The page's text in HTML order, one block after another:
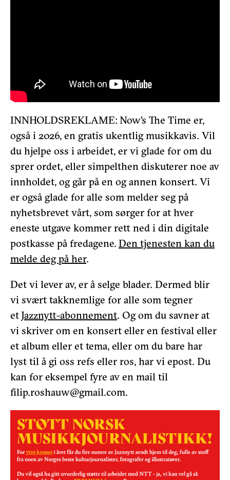
INNHOLDSREKLAME: Now’s The Time er,
også i 2026, en gratis ukentlig musikkavis. Vil
du hjelpe oss i arbeidet, er vi glade for om du
sprer ordet, eller simpelthen diskuterer noe av
innholdet, og går på en og annen konsert. Vi
er også glade for alle som melder seg på
nyhetsbrevet vårt, som sørger for at hver
eneste utgave kommer rett ned i din digitale
postkasse på fredagene. Den tjenesten kan du
melde deg på her.
Det vi lever av, er å selge blader. Dermed blir
vi svært takknemlige for alle som tegner
etJazznytt-abonnement. Og om du savner at
vi skriver om en konsert eller en festival eller
et album eller et tema, eller om du bare har
lyst til å gi oss refs eller ros, har vi epost. Du
kan for eksempel fyre av en mail til
filip.roshauw@gmail.com.